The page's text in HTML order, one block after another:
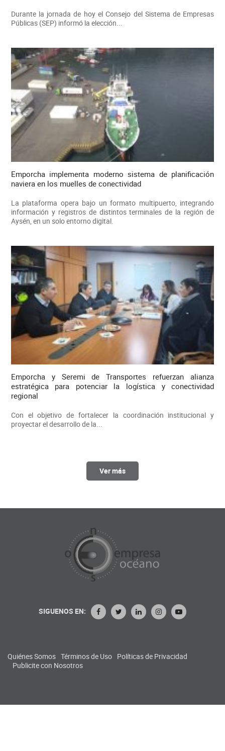
Durante la jornada de hoy el Consejo del Sistema de Empresas
Públicas (SEP) informó la elección...
Emporcha implementa moderno sistema de planificación
naviera en los muelles de conectividad
La plataforma opera bajo un formato multipuerto, integrando
información y registros de distintos terminales de la región de
Aysén, en un solo entorno digital.
Emporcha y Seremi de Transportes refuerzan alianza
estratégica para potenciar la logística y conectividad
regional
Con el objetivo de fortalecer la coordinación institucional y
proyectar el desarrollo de la...
Ver más
SIGUENOS EN:
Quiénes Somos Términos de Uso Políticas de Privacidad
Publicite con Nosotros